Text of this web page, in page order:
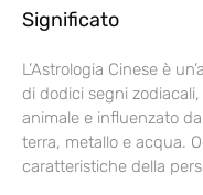
Significato
L’Astrologia Cinese è
di dodici segni
animale e influenzato
terra, metallo e acqua.
caratteristiche della